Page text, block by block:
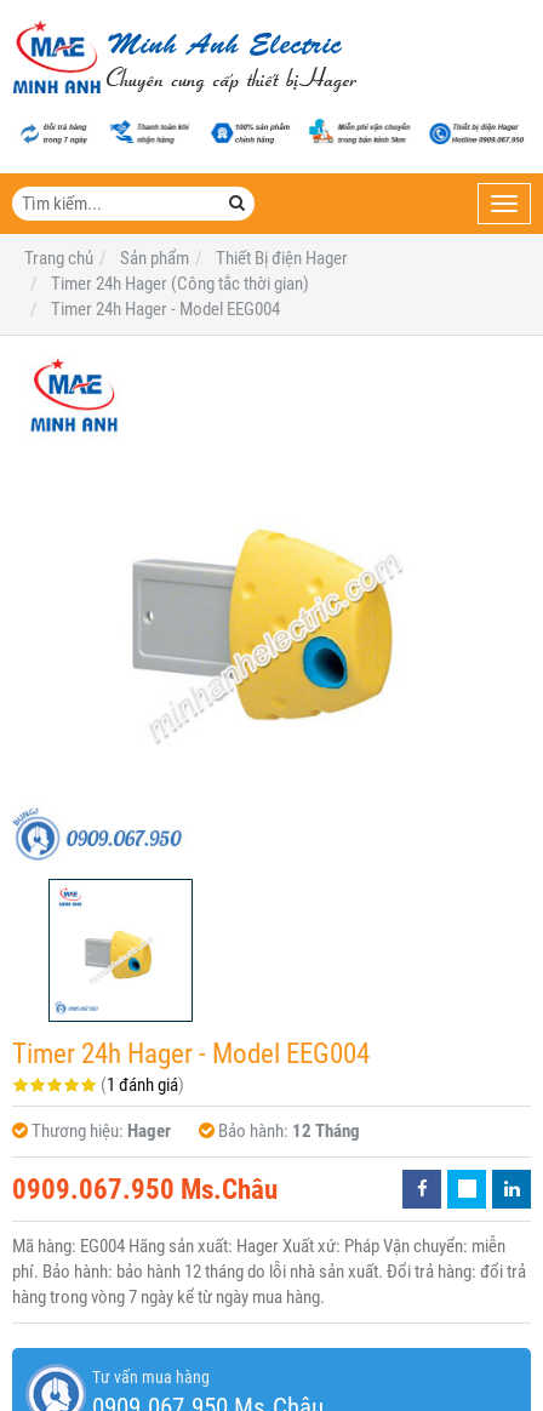
Trang chủ
Sản phẩm
Thiết Bị điện Hager
Timer 24h Hager (Công tắc thời gian)
Timer 24h Hager - Model EEG004
Timer 24h Hager - Model EEG004
(1 đánh giá)
Thương hiệu: Hager Bảo hành: 12 Tháng
0909.067.950 Ms.Châu
Mã hàng: EG004 Hãng sản xuất: Hager Xuất xứ: Pháp Vận chuyển: miễn
phí. Bảo hành: bảo hành 12 tháng do lỗi nhà sản xuất. Đổi trả hàng: đổi trả
hàng trong vòng 7 ngày kể từ ngày mua hàng.
Tư vấn mua hàng